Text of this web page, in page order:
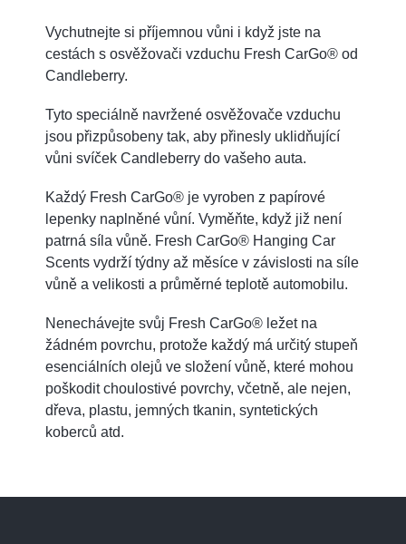
Vychutnejte si příjemnou vůni i když jste na
cestách s osvěžovači vzduchu Fresh CarGo® od
Candleberry.
Tyto speciálně navržené osvěžovače vzduchu
jsou přizpůsobeny tak, aby přinesly uklidňující
vůni svíček Candleberry do vašeho auta.
Každý Fresh CarGo® je vyroben z papírové
lepenky naplněné vůní. Vyměňte, když již není
patrná síla vůně. Fresh CarGo® Hanging Car
Scents vydrží týdny až měsíce v závislosti na síle
vůně a velikosti a průměrné teplotě automobilu.
Nenechávejte svůj Fresh CarGo® ležet na
žádném povrchu, protože každý má určitý stupeň
esenciálních olejů ve složení vůně, které mohou
poškodit choulostivé povrchy, včetně, ale nejen,
dřeva, plastu, jemných tkanin, syntetických
koberců atd.